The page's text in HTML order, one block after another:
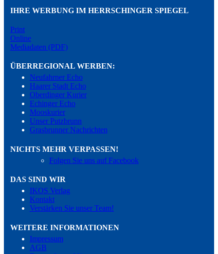
IHRE WERBUNG IM HERRSCHINGER SPIEGEL
Print
Online
Mediadaten (PDF)
ÜBERREGIONAL WERBEN:
Neufahrner Echo
Haarer Stadt Echo
Oberdinger Kurier
Echinger Echo
Mooskurier
Unser Putzbrunn
Grasbrunner Nachrichten
NICHTS MEHR VERPASSEN!
Folgen Sie uns auf Facebook
DAS SIND WIR
IKOS Verlag
Kontakt
Verstärken Sie unser Team!
WEITERE INFORMATIONEN
Impressum
AGB